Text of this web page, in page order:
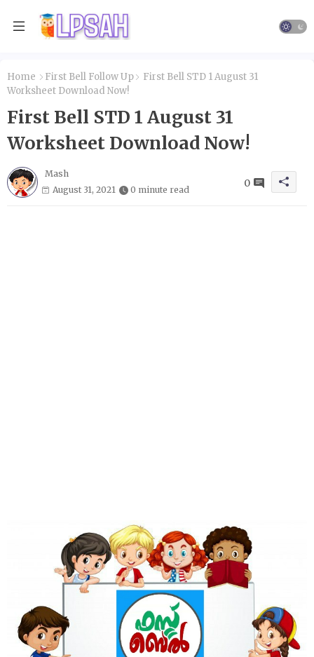
Home First Bell Follow Up
First Bell STD 1 August 31
Worksheet Download Now!
First Bell STD 1 August 31
Worksheet Download Now!
Mash
August 31, 2021
0 minute read
0